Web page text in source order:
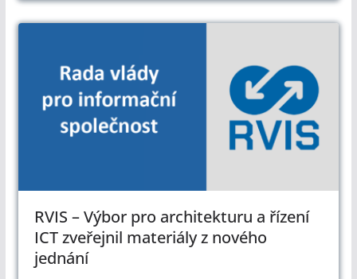
RVIS – Výbor pro architekturu a řízení
ICT zveřejnil materiály z nového
jednání